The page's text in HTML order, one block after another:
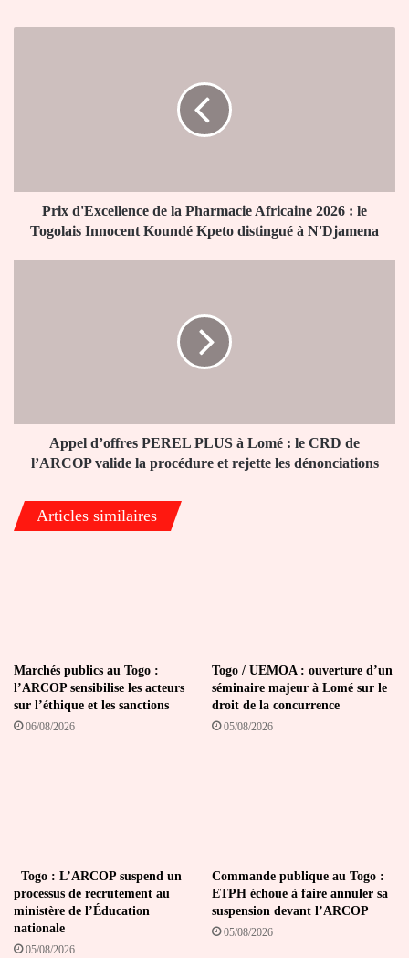
le
Togolais
Innocent
Prix d'Excellence de la Pharmacie Africaine 2026 : le
Togolais Innocent Koundé Kpeto distingué à N'Djamena
CRD
l’ARCOP
procédure
Appel d’offres PEREL PLUS à Lomé : le CRD de
l’ARCOP valide la procédure et rejette les dénonciations
Articles similaires
Marchés publics au Togo :
l’ARCOP sensibilise les acteurs
sur l’éthique et les sanctions
06/08/2026
Togo / UEMOA : ouverture d’un
séminaire majeur à Lomé sur le
droit de la concurrence
05/08/2026
Togo : L’ARCOP suspend un
processus de recrutement au
ministère de l’Éducation
nationale
05/08/2026
Commande publique au Togo :
ETPH échoue à faire annuler sa
suspension devant l’ARCOP
05/08/2026